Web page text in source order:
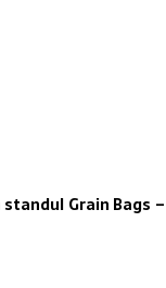
Grain Bags –